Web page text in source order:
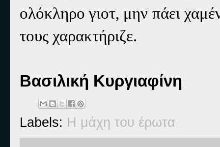
ολόκληρο γιοτ, μην πάει
τους χαρακτήριζε.
Βασιλική Κυργιαφίνη
Labels: Η μάχη του έρωτα